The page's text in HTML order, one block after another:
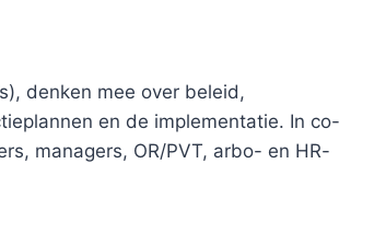
denken mee over beleid,
en de implementatie. In co-
managers, OR/PVT, arbo- en HR-